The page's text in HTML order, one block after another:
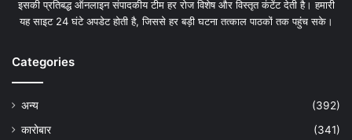
इसकी प्रतिबद्ध ऑनलाइन संपादकीय टीम हर रोज विशेष और विस्तृत कंटेंट देती है। हमारी
यह साइट 24 घंटे अपडेट होती है, जिससे हर बड़ी घटना तत्काल पाठकों तक पहुंच सके।
Categories
अन्य
(392)
कारोबार
(341)